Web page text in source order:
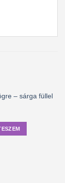
– sárga füllel